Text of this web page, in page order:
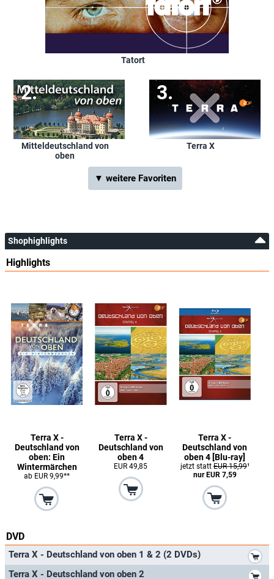
Tatort
Mitteldeutschland von
oben
Terra X
▼ weitere Favoriten
Shophighlights
Highlights
Terra X -
Deutschland von
oben: Ein
Wintermärchen
ab EUR 9,99**
Terra X -
Deutschland von
oben 4
EUR 49,85
Terra X -
Deutschland von
oben 4 [Blu-ray]
jetzt stattEUR 15,99¹
nur EUR 7,59
DVD
Terra X - Deutschland von oben 1 & 2 (2 DVDs)
Terra X - Deutschland von oben 2